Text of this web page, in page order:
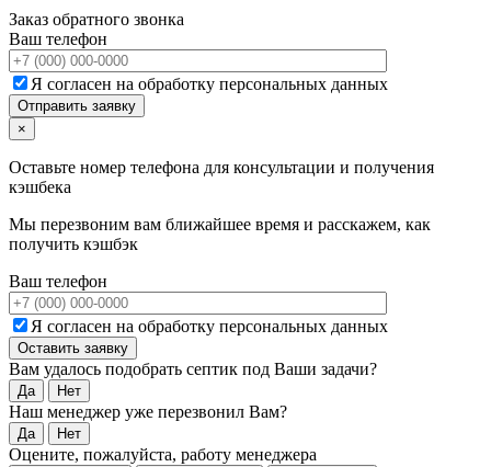
Заказ обратного звонка
Ваш телефон
Я согласен на обработку персональных данных
×
Оставьте номер телефона для консультации и получения
кэшбека
Мы перезвоним вам ближайшее время и расскажем, как
получить кэшбэк
Ваш телефон
Я согласен на обработку персональных данных
Вам удалось подобрать септик под Ваши задачи?
Да Нет
Наш менеджер уже перезвонил Вам?
Да Нет
Оцените, пожалуйста, работу менеджера